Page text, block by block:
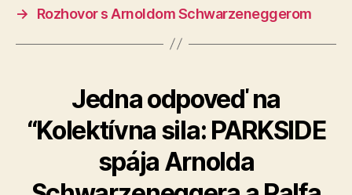
→
Rozhovor s Arnoldom Schwarzeneggerom
Jedna odpoveď na
“Kolektívna sila: PARKSIDE
spája Arnolda